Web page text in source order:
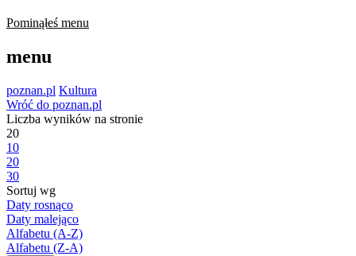
Pominąłeś menu
menu
poznan.pl Kultura
Wróć do poznan.pl
Liczba wyników na stronie
20
10
20
30
Sortuj wg
Daty rosnąco
Daty malejąco
Alfabetu (A-Z)
Alfabetu (Z-A)